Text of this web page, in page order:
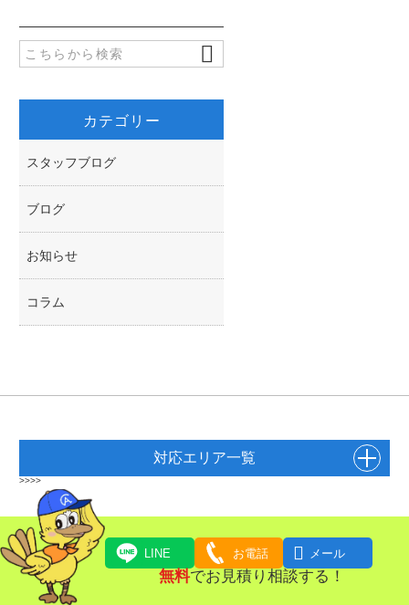
カテゴリー
スタッフブログ
ブログ
お知らせ
コラム
対応エリア一覧
>>>>
LINE お電話  メール
無料でお見積り相談する！